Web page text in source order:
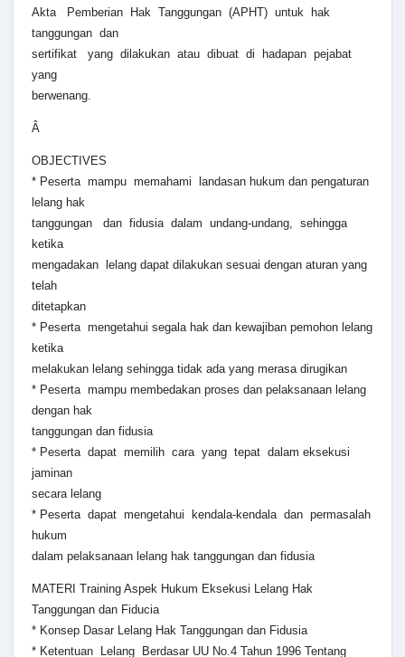
Akta Pemberian Hak Tanggungan (APHT) untuk hak
tanggungan dan
sertifikat yang dilakukan atau dibuat di hadapan pejabat
yang
berwenang.
Â
OBJECTIVES
* Peserta mampu memahami landasan hukum dan pengaturan
lelang hak
tanggungan dan fidusia dalam undang-undang, sehingga
ketika
mengadakan lelang dapat dilakukan sesuai dengan aturan yang
telah
ditetapkan
* Peserta mengetahui segala hak dan kewajiban pemohon lelang
ketika
melakukan lelang sehingga tidak ada yang merasa dirugikan
* Peserta mampu membedakan proses dan pelaksanaan lelang
dengan hak
tanggungan dan fidusia
* Peserta dapat memilih cara yang tepat dalam eksekusi
jaminan
secara lelang
* Peserta dapat mengetahui kendala-kendala dan permasalah
hukum
dalam pelaksanaan lelang hak tanggungan dan fidusia
MATERI Training Aspek Hukum Eksekusi Lelang Hak
Tanggungan dan Fiducia
* Konsep Dasar Lelang Hak Tanggungan dan Fidusia
* Ketentuan Lelang Berdasar UU No.4 Tahun 1996 Tentang